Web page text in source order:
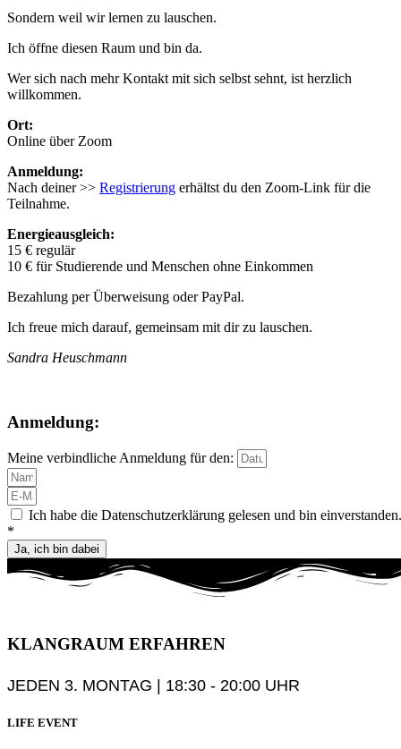
Sondern weil wir lernen zu lauschen.
Ich öffne diesen Raum und bin da.
Wer sich nach mehr Kontakt mit sich selbst sehnt, ist herzlich
willkommen.
Ort:
Online über Zoom
Anmeldung:
Nach deiner >> Registrierung erhältst du den Zoom-Link für die
Teilnahme.
Energieausgleich:
15 € regulär
10 € für Studierende und Menschen ohne Einkommen
Bezahlung per Überweisung oder PayPal.
Ich freue mich darauf, gemeinsam mit dir zu lauschen.
Sandra Heuschmann
Anmeldung:
Meine verbindliche Anmeldung für den:
Ich habe die Datenschutzerklärung gelesen und bin einverstanden.
*
Ja, ich bin dabei
KLANGRAUM ERFAHREN
JEDEN 3. MONTAG | 18:30 - 20:00 UHR
LIFE EVENT